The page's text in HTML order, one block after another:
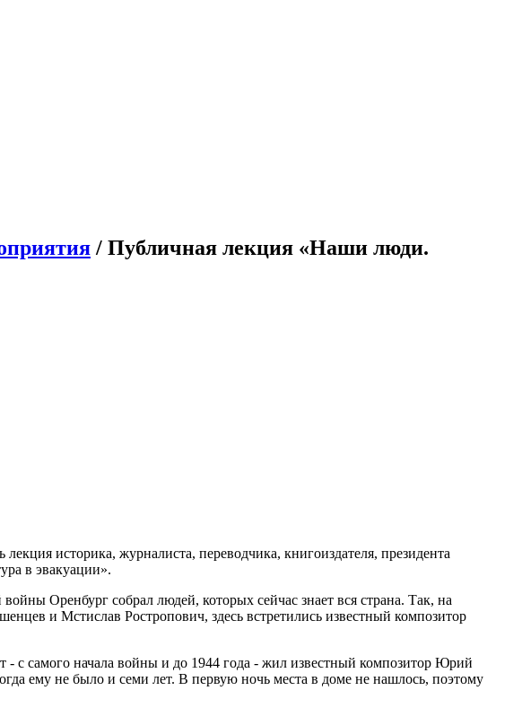
/ Публичная лекция «Наши люди.
историка, журналиста, переводчика, книгоиздателя, президента
в эвакуации».
Оренбург собрал людей, которых сейчас знает вся страна. Так, на
и Мстислав Ростропович, здесь встретились известный композитор
- с самого начала войны и до 1944 года - жил известный композитор Юрий
ему не было и семи лет. В первую ночь места в доме не нашлось, поэтому